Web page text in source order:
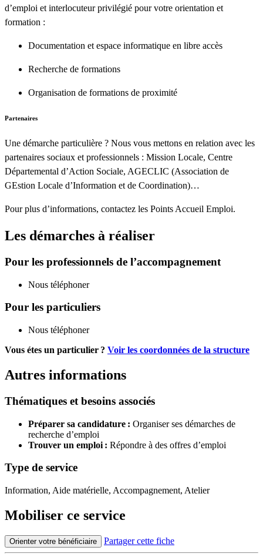
d’emploi et interlocuteur privilégié pour votre orientation et
formation :
Documentation et espace informatique en libre accès
Recherche de formations
Organisation de formations de proximité
Partenaires
Une démarche particulière ? Nous vous mettons en relation avec les
partenaires sociaux et professionnels : Mission Locale, Centre
Départemental d’Action Sociale, AGECLIC (Association de
GEstion Locale d’Information et de Coordination)…
Pour plus d’informations, contactez les Points Accueil Emploi.
Les démarches à réaliser
Pour les professionnels de l’accompagnement
Nous téléphoner
Pour les particuliers
Nous téléphoner
Vous étes un particulier ? Voir les coordonnées de la structure
Autres informations
Thématiques et besoins associés
Préparer sa candidature : Organiser ses démarches de
recherche d’emploi
Trouver un emploi : Répondre à des offres d’emploi
Type de service
Information, Aide matérielle, Accompagnement, Atelier
Mobiliser ce service
Orienter votre bénéficiaire Partager cette fiche